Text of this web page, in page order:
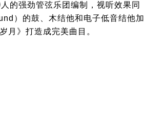
的强劲管弦乐团编制，视听效果同
）的鼓、木结他和电子低音结他加
月》打造成完美曲目。